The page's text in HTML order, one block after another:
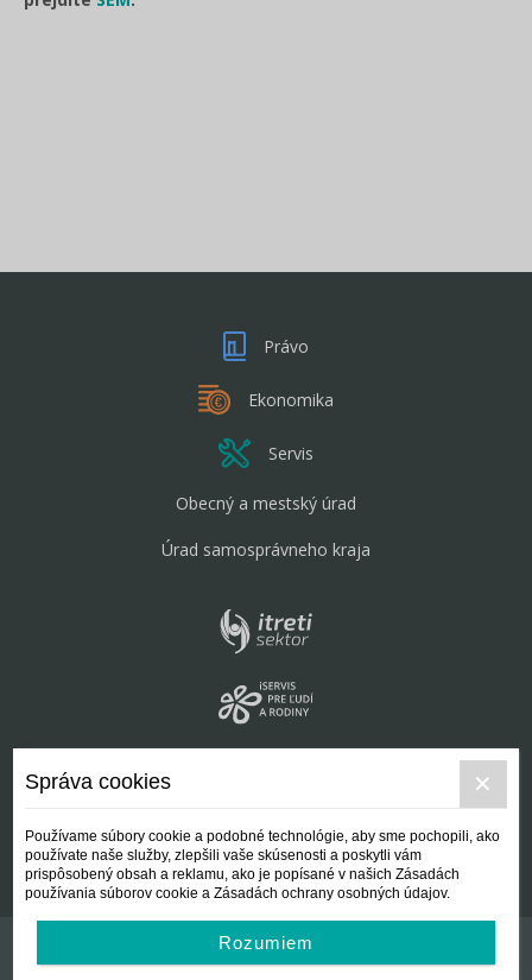
Právo
Ekonomika
Servis
Obecný a mestský úrad
Úrad samosprávneho kraja
Kontakt
Správa cookies
Používame súbory cookie a podobné technológie, aby sme pochopili, ako
používate naše služby, zlepšili vaše skúsenosti a poskytli vám
prispôsobený obsah a reklamu, ako je popísané v našich Zásadách
používania súborov cookie a Zásadách ochrany osobných údajov.
Rozumiem